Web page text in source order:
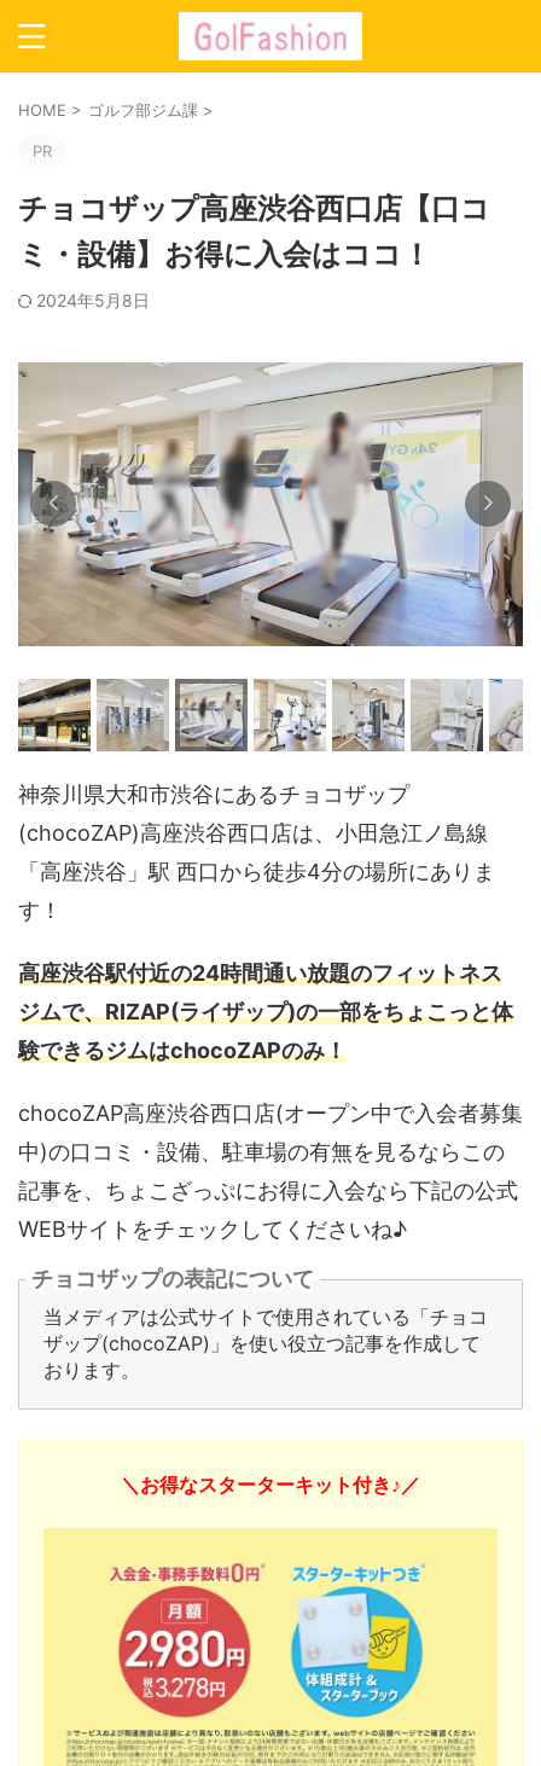
HOME > ゴルフ部ジム課 >
PR
チョコザップ高座渋谷西口店【口コ
ミ・設備】お得に入会はココ！
2024年5月8日
神奈川県大和市渋谷にあるチョコザップ
(chocoZAP)高座渋谷西口店は、小田急江ノ島線
「高座渋谷」駅 西口から徒歩4分の場所にありま
す！
高座渋谷駅付近の24時間通い放題のフィットネス
ジムで、RIZAP(ライザップ)の一部をちょこっと体
験できるジムはchocoZAPのみ！
chocoZAP高座渋谷西口店(オープン中で入会者募集
中)の口コミ・設備、駐車場の有無を見るならこの
記事を、ちょこざっぷにお得に入会なら下記の公式
WEBサイトをチェックしてくださいね♪
チョコザップの表記について
当メディアは公式サイトで使用されている「チョコ
ザップ(chocoZAP)」を使い役立つ記事を作成して
おります。
＼お得なスターターキット付き♪／